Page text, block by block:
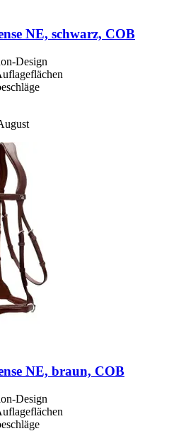
NE, schwarz, COB
Design
NE, braun, COB
Design